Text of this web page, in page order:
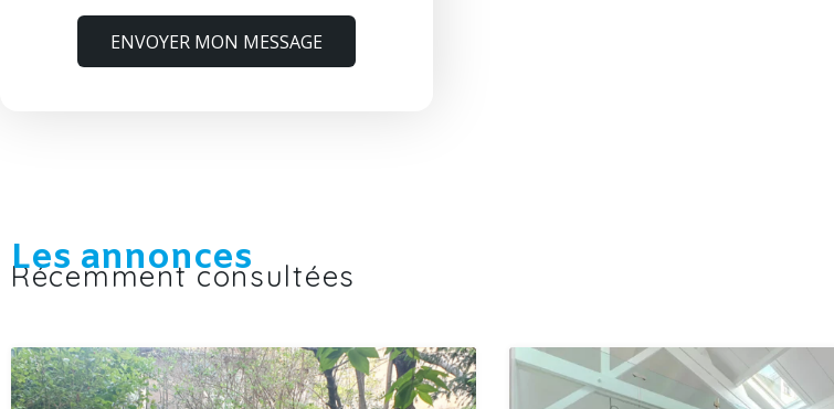
ENVOYER MON MESSAGE
Les annonces
Récemment consultées